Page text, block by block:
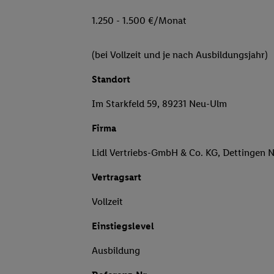
1.250 - 1.500 €/Monat
(bei Vollzeit und je nach Ausbildungsjahr)
Standort
Im Starkfeld 59, 89231 Neu-Ulm
Firma
Lidl Vertriebs-GmbH & Co. KG, Dettingen
Vertragsart
Vollzeit
Einstiegslevel
Ausbildung